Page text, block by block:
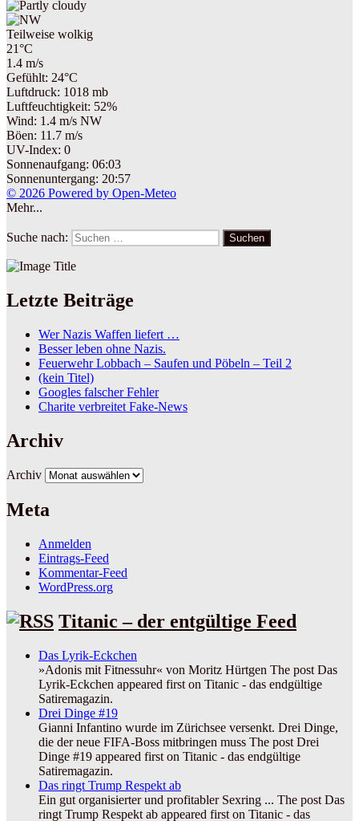
Teilweise wolkig
21°C
1.4 m/s
Gefühlt: 24°C
Luftdruck: 1018 mb
Luftfeuchtigkeit: 52%
Wind: 1.4 m/s NW
Böen: 11.7 m/s
UV-Index: 0
Sonnenaufgang: 06:03
Sonnenuntergang: 20:57
© 2026 Powered by Open-Meteo
Mehr...
Suche nach: Suchen
Letzte Beiträge
Wer Nazis Waffen liefert …
Besser leben ohne Nazis.
Feuerwehr Lobbach – Saufen und Pöbeln – Teil 2
(kein Titel)
Googles falscher Fehler
Charite verbreitet Fake-News
Archiv
Archiv
Meta
Anmelden
Eintrags-Feed
Kommentar-Feed
WordPress.org
Titanic – der entgültige Feed
Das Lyrik-Eckchen
»Adonis mit Fitnessuhr« von Moritz Hürtgen The post Das
Lyrik-Eckchen appeared first on Titanic - das endgültige
Satiremagazin.
Drei Dinge #19
Gianni Infantino wurde im Zürichsee versenkt. Drei Dinge,
die der neue FIFA-Boss mitbringen muss The post Drei
Dinge #19 appeared first on Titanic - das endgültige
Satiremagazin.
Das ringt Trump Respekt ab
Ein gut organisierter und profitabler Sexring ... The post Das
ringt Trump Respekt ab appeared first on Titanic - das